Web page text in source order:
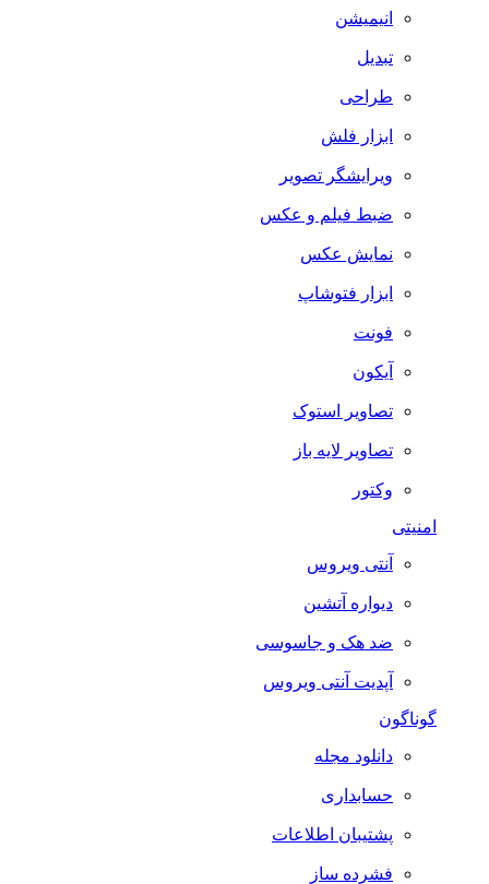
انیمیشن
تبدیل
طراحی
ابزار فلش
ویرایشگر تصویر
ضبط فيلم و عكس
نمایش عکس
ابزار فتوشاپ
فونت
آیکون
تصاویر استوک
تصاویر لایه باز
وکتور
امنیتی
آنتی ویروس
دیواره آتشین
ضد هک و جاسوسی
آپدیت آنتی ویروس
گوناگون
دانلود مجله
حسابداری
پشتیبان اطلاعات
فشرده ساز